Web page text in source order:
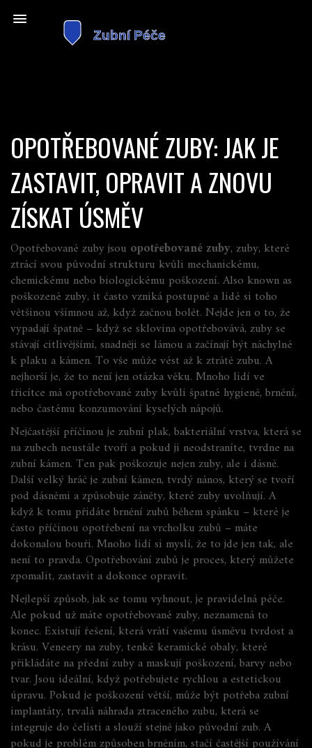
OPOTŘEBOVANÉ ZUBY: JAK JE
ZASTAVIT, OPRAVIT A ZNOVU
ZÍSKAT ÚSMĚV
Opotřebované zuby jsou opotřebované zuby, zuby, které
ztrácí svou původní strukturu kvůli mechanickému,
chemickému nebo biologickému poškození. Also known as
poškozené zuby, it často vzniká postupně a lidé si toho
většinou všimnou až, když začnou bolět. Nejde jen o to, že
vypadají špatně – když se sklovina opotřebovává, zuby se
stávají citlivějšími, snadněji se lámou a začínají být náchylné
k plaku a kámen. To vše může vést až k ztrátě zubu. A
nejhorší je, že to není jen otázka věku. Mnoho lidí ve
třicítce má opotřebované zuby kvůli špatné hygieně, brnění,
nebo častému konzumování kyselých nápojů.
Nejčastější příčinou je zubní plak, bakteriální vrstva, která se
na zubech neustále tvoří a pokud ji neodstraníte, tvrdne na
zubní kámen. Ten pak poškozuje nejen zuby, ale i dásně.
Další velký hráč je zubní kámen, tvrdý nános, který se tvoří
pod dásněmi a způsobuje záněty, které zuby uvolňují. A
když k tomu přidáte brnění zubů během spánku – které je
často příčinou opotřebení na vrcholku zubů – máte
dokonalou bouři. Mnoho lidí si myslí, že to jde jen tak, ale
není to pravda. Opotřebování zubů je proces, který můžete
zpomalit, zastavit a dokonce opravit.
Nejlepší způsob, jak se tomu vyhnout, je pravidelná péče.
Ale pokud už máte opotřebované zuby, neznamená to
konec. Existují řešení, která vrátí vašemu úsměvu tvrdost a
krásu. Veneery na zuby, tenké keramické obaly, které
přikládáte na přední zuby a maskují poškození, barvy nebo
tvar.Jsou ideální, když potřebujete rychlou a estetickou
úpravu. Pokud je poškození větší, může být potřebazubní
implantáty, trvalá náhrada ztraceného zubu, která se
integruje do čelisti a slouží stejně jako původní zub. A
pokud je problém způsoben brněním, stačí častější používání